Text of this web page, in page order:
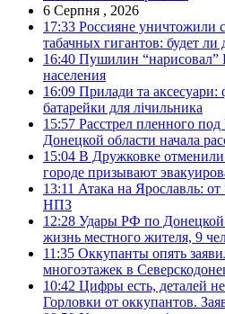
6 Серпня , 2026
17:33 Россияне уничтожили
табачных гигантов: будет ли
16:40 Пушилин “нарисовал”
населения
16:09 Прилади та аксесуари:
батарейки для лічильника
15:57 Расстрел пленного
Донецкой области начала
15:04 В Дружковке отменили
городе призывают
13:11 Атака на Ярославль:
НПЗ
12:28 Удары РФ по Донецкой
жизнь местного жителя, 9
11:35 Оккупанты опять
многоэтажек в
10:42 Цифры есть, деталей
Горловки от оккупантов.